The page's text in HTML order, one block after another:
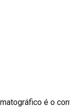
é o